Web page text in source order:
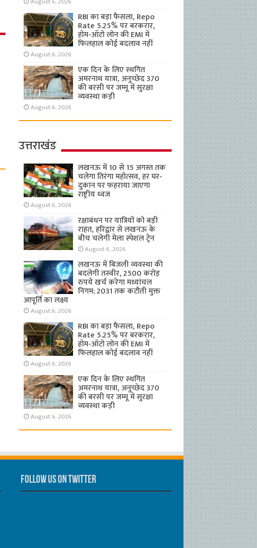
RBI का बड़ा फैसला, Repo
Rate 5.25% पर बरकरार,
होम-ऑटो लोन की EMI में
फिलहाल कोई बदलाव नहीं
August 6, 2026
एक दिन के लिए स्थगित
अमरनाथ यात्रा, अनुच्छेद 370
की बरसी पर जम्मू में सुरक्षा
व्यवस्था कड़ी
August 6, 2026
उत्तराखंड
लखनऊ में 10 से 15 अगस्त तक
चलेगा तिरंगा महोत्सव, हर घर-
दुकान पर फहराया जाएगा
राष्ट्रीय ध्वज
August 6, 2026
रक्षाबंधन पर यात्रियों को बड़ी
राहत, हरिद्वार से लखनऊ के
बीच चलेगी मेला स्पेशल ट्रेन
August 6, 2026
लखनऊ में बिजली व्यवस्था की
बदलेगी तस्वीर, 2500 करोड़
रुपये खर्च करेगा मध्यांचल
निगम; 2031 तक कटौती मुक्त
आपूर्ति का लक्ष्य
August 6, 2026
RBI का बड़ा फैसला, Repo
Rate 5.25% पर बरकरार,
होम-ऑटो लोन की EMI में
फिलहाल कोई बदलाव नहीं
August 6, 2026
एक दिन के लिए स्थगित
अमरनाथ यात्रा, अनुच्छेद 370
की बरसी पर जम्मू में सुरक्षा
व्यवस्था कड़ी
August 6, 2026
Follow us on Twitter